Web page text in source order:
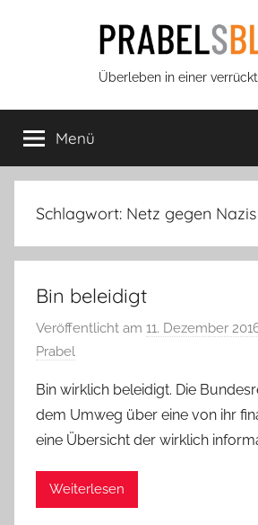
Prabels
Blog
Überleben in einer
Menü
Schlagwort: Netz gegen Nazis
Bin beleidigt
Veröffentlicht am 11. Dezember
Prabel
Bin wirklich beleidigt. Die
dem Umweg über eine von ihr
eine Übersicht der wirklich
Weiterlesen